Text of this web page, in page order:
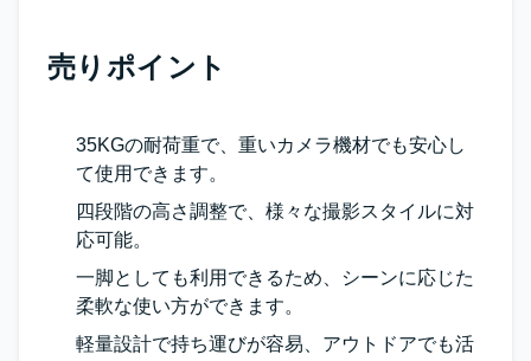
売りポイント
35KGの耐荷重で、重いカメラ機材でも安心し
て使用できます。
四段階の高さ調整で、様々な撮影スタイルに対
応可能。
一脚としても利用できるため、シーンに応じた
柔軟な使い方ができます。
軽量設計で持ち運びが容易、アウトドアでも活